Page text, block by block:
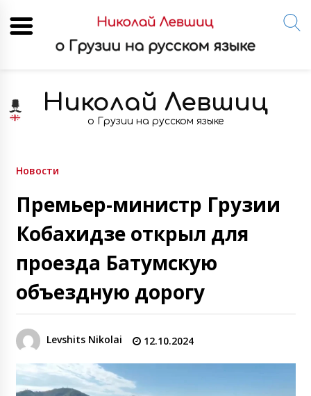
content
Николай Левшиц
о Грузии на русском языке
Новости
Премьер-министр Грузии
Кобахидзе открыл для
проезда Батумскую
объездную дорогу
Levshits Nikolai 12.10.2024